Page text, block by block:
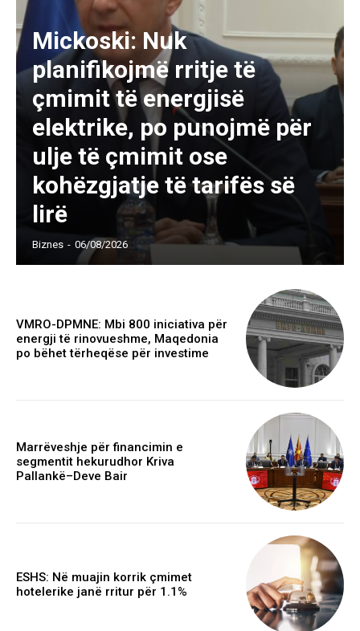
Mickoski: Nuk
planifikojmë rritje të
çmimit të energjisë
elektrike, po punojmë për
ulje të çmimit ose
kohëzgjatje të tarifës së
lirë
Biznes - 06/08/2026
VMRO-DPMNE: Mbi 800 iniciativa për
energji të rinovueshme, Maqedonia
po bëhet tërheqëse për investime
Marrëveshje për financimin e
segmentit hekurudhor Kriva
Pallankë–Deve Bair
ESHS: Në muajin korrik çmimet
hotelerike janë rritur për 1.1%